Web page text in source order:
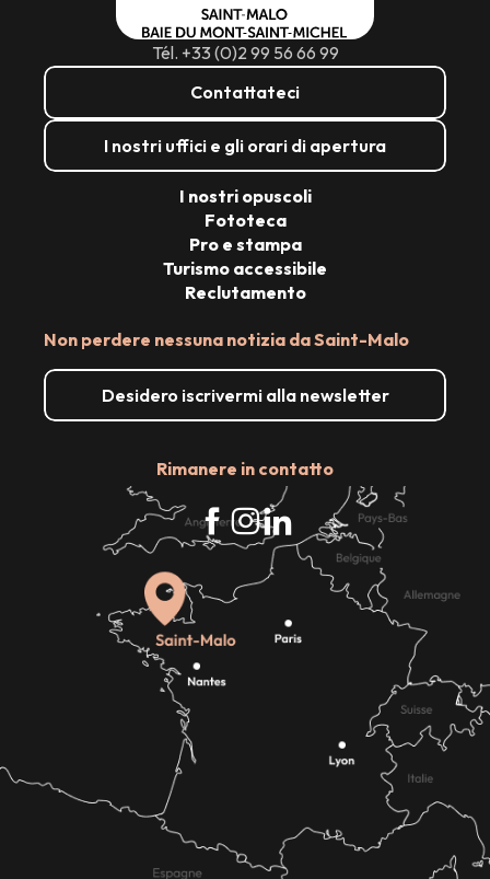
Tél. +33 (0)2 99 56 66 99
Contattateci
I nostri uffici e gli orari di apertura
Non perdere nessuna notizia da Saint-Malo
Desidero iscrivermi alla newsletter
Rimanere in contatto
I nostri opuscoli
Fototeca
Pro e stampa
Turismo accessibile
Reclutamento